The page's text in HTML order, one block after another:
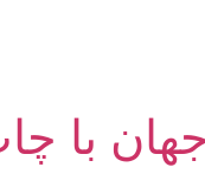
جهان با